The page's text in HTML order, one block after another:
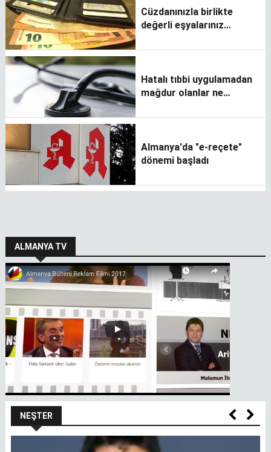
Cüzdanınızla birlikte
değerli eşyalarınız
yapmalısınız?
Hatalı tıbbi uygulamadan
mağdur olanlar ne
Almanya'da "e-reçete"
dönemi başladı
ALMANYA TV
NEŞTER